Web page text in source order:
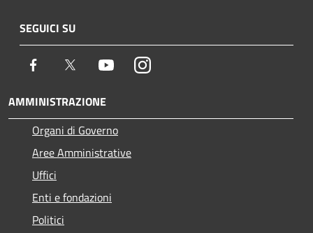
SEGUICI SU
Facebook Twitter YoutubeInstagram
AMMINISTRAZIONE
Organi di Governo
Aree Amministrative
Uffici
Enti e fondazioni
Politici